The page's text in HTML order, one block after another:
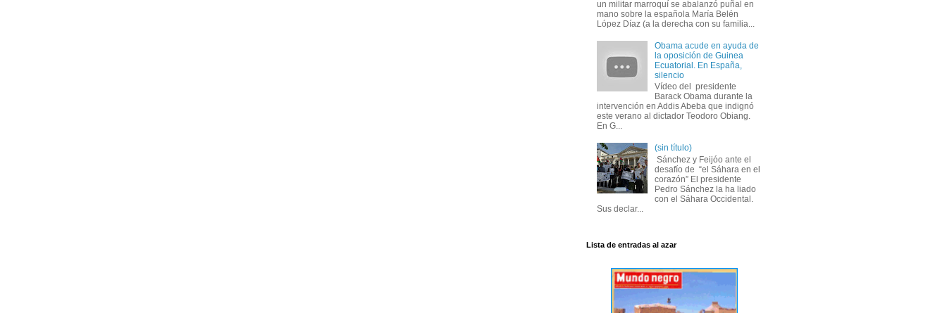
un militar marroquí se abalanzó puñal en
mano sobre la española María Belén
López Díaz (a la derecha con su familia...
Obama acude en ayuda de
la oposición de Guinea
Ecuatorial. En España,
silencio
Vídeo del presidente
Barack Obama durante la
intervención en Addis Abeba que indignó
este verano al dictador Teodoro Obiang.
En G...
(sin título)
Sánchez y Feijóo ante el
desafío de “el Sáhara en el
corazón” El presidente
Pedro Sánchez la ha liado
con el Sáhara Occidental.
Sus declar...
Lista de entradas al azar